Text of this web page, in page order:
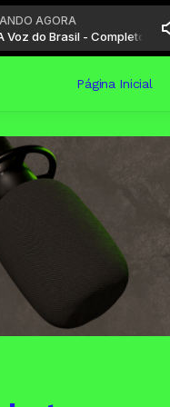
AGORA
Brasil - Completo
Página Inicial